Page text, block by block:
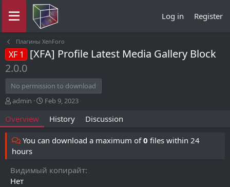
Log in Register
Плагины XenForo
XF 1
[XFA] Profile Latest Media Gallery Block
2.0.0
No permission to download
A
t
h
o
r
admin
C
t
d
Feb 9, 2023
Overview History Discussion
You can download a maximum of0 files within 24
hours
Видимый копирайт
Нет